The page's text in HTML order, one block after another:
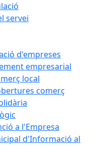
servei
d'empreses
empresarial
local
comerç
a l'Empresa
d'Informació al